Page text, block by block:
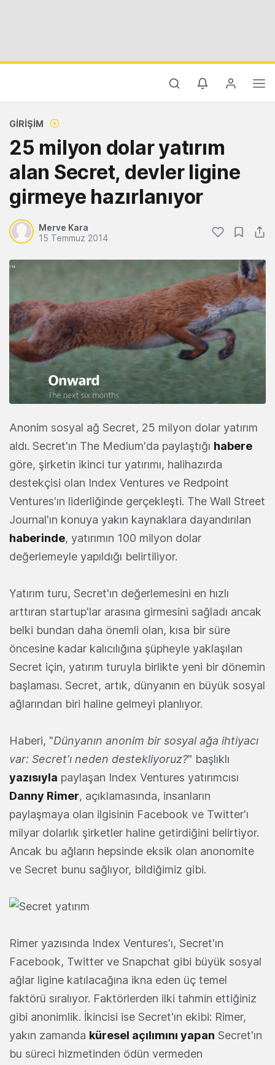
GIRIŞIM
25 milyon dolar yatırım
alan Secret, devler ligine
girmeye hazırlanıyor
Merve Kara
15 Temmuz 2014
Anonim sosyal ağ Secret, 25 milyon dolar yatırım
aldı. Secret'ın The Medium'da paylaştığı habere
göre, şirketin ikinci tur yatırımı, halihazırda
destekçisi olan Index Ventures ve Redpoint
Ventures'ın liderliğinde gerçekleşti. The Wall Street
Journal'ın konuya yakın kaynaklara dayandırılan
haberinde, yatırımın 100 milyon dolar
değerlemeyle yapıldığı belirtiliyor.
Yatırım turu, Secret'ın değerlemesini en hızlı
arttıran startup'lar arasına girmesini sağladı ancak
belki bundan daha önemli olan, kısa bir süre
öncesine kadar kalıcılığına şüpheyle yaklaşılan
Secret için, yatırım turuyla birlikte yeni bir dönemin
başlaması. Secret, artık, dünyanın en büyük sosyal
ağlarından biri haline gelmeyi planlıyor.
Haberi, "Dünyanın anonim bir sosyal ağa ihtiyacı
var: Secret'ı neden destekliyoruz?" başlıklı
yazısıyla paylaşan Index Ventures yatırımcısı
Danny Rimer, açıklamasında, insanların
paylaşmaya olan ilgisinin Facebook ve Twitter'ı
milyar dolarlık şirketler haline getirdiğini belirtiyor.
Ancak bu ağların hepsinde eksik olan anonomite
ve Secret bunu sağlıyor, bildiğimiz gibi.
Rimer yazısında Index Ventures'ı, Secret'ın
Facebook, Twitter ve Snapchat gibi büyük sosyal
ağlar ligine katılacağına ikna eden üç temel
faktörü sıralıyor. Faktörlerden ilki tahmin ettiğiniz
gibi anonimlik. İkincisi ise Secret'ın ekibi: Rimer,
yakın zamanda küresel açılımını yapan Secret'ın
bu süreci hizmetinden ödün vermeden